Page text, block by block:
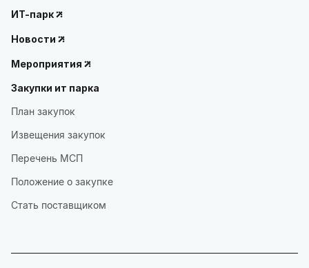
ИТ-парк
Новости
Мероприятия
Закупки ит парка
План закупок
Извещения закупок
Перечень МСП
Положение о закупке
Стать поставщиком